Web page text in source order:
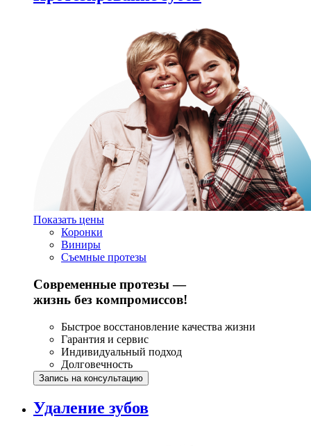
Показать цены
Коронки
Виниры
Съемные протезы
Современные протезы —
жизнь без компромиссов!
Быстрое восстановление качества жизни
Гарантия и сервис
Индивидуальный подход
Долговечность
Запись на консультацию
Удаление зубов